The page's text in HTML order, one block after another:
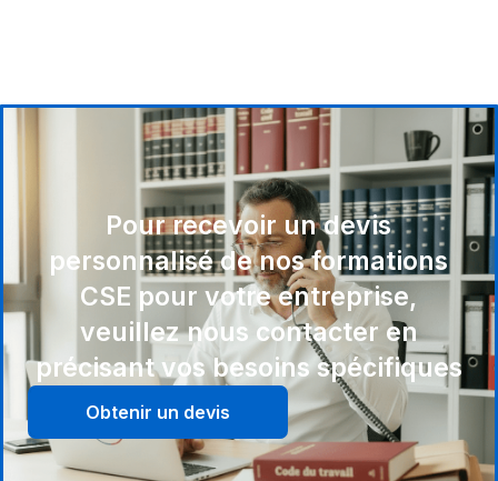
Pour recevoir un devis
personnalisé de nos formations
CSE pour votre entreprise,
veuillez nous contacter en
précisant vos besoins spécifiques
Obtenir un devis